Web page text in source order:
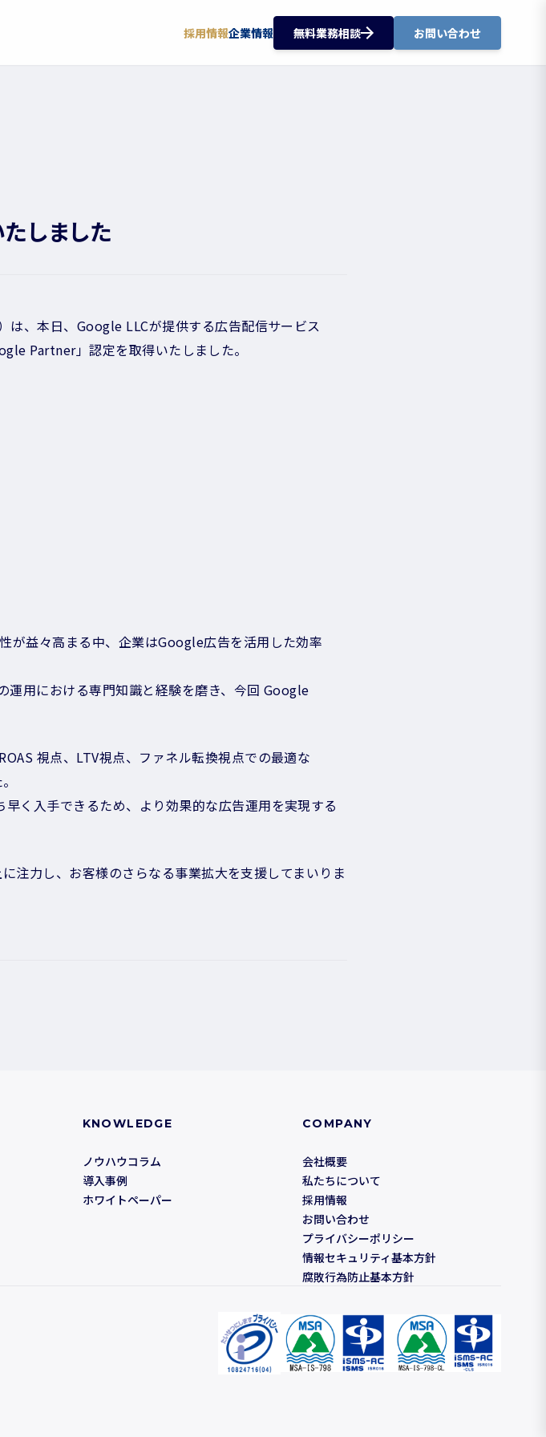
採用情報企業情報 無料業務相談 お問い合わせ
しました
は、本日、Google LLCが提供する広告配信サービス
Partner」認定を取得いたしました。
が益々高まる中、企業はGoogle広告を活用した効率
運用における専門知識と経験を磨き、今回 Google
視点、LTV視点、ファネル転換視点での最適な
く入手できるため、より効果的な広告運用を実現する
注力し、お客様のさらなる事業拡大を支援してまいりま
KNOWLEDGE
ノウハウコラム
導入事例
ホワイトペーパー
COMPANY
会社概要
私たちについて
採用情報
お問い合わせ
プライバシーポリシー
情報セキュリティ基本方針
腐敗行為防止基本方針